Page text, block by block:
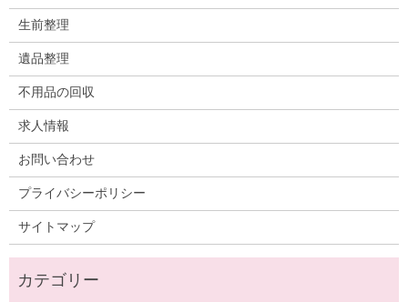
生前整理
遺品整理
不用品の回収
求人情報
お問い合わせ
プライバシーポリシー
サイトマップ